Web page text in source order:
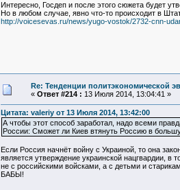
Интересно, Госдеп и после этого сюжета будет
Но в любом случае, явно что-то происходит в
http://voicesevas.ru/news/yugo-vostok/2732-cnn-
Re: Тенденции политэкономической
« Ответ #214 : 13 Июля 2014, 13:04:41 »
Цитата: valeriy от 13 Июля 2014, 13:42:00
А чтобы этот способ заработал, надо всеми
России: Сможет ли Киев втянуть Россию в
Если Россия начнёт войну с Украиной, то она
является утверждение украинской нацгвардии, в
не с российскими войсками, а с детьми и
БАБЫ!